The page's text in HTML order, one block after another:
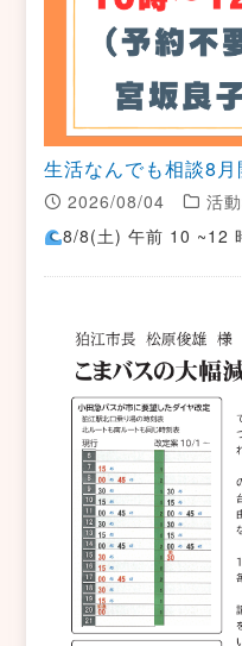
生活なんでも相談8
2026/08/04
活
8/8(土) 午前 10 ~12